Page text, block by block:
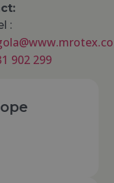
:
902 299